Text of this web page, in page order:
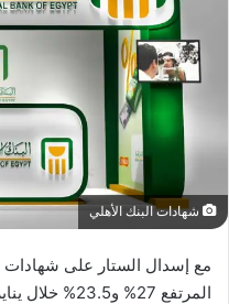
شهادات البنك الأهلي
مع إسدال الستار على شهادات